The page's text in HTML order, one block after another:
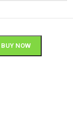
BUY NOW